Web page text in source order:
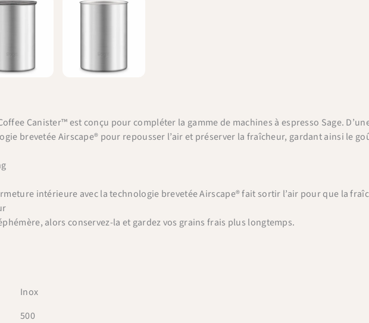
Canister™ est conçu pour compléter la gamme de machines à espresso Sage.
brevetée Airscape® pour repousser l’air et préserver la fraîcheur, gardant ainsi le
intérieure avec la technologie brevetée Airscape® fait sortir l’air pour que la
alors conservez-la et gardez vos grains frais plus longtemps.
Inox
500